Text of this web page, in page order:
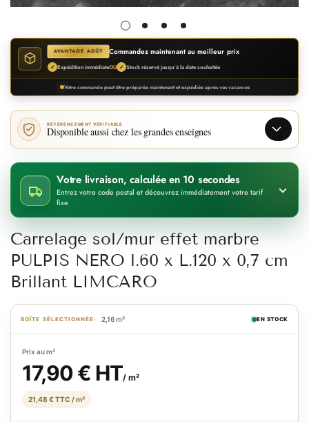
AVANTAGE AOÛT Commandez maintenant au meilleur prix
✓ Expédition immédiateOU ✓ Stock réservé jusqu’à la date souhaitée
Votre commande peut être préparée maintenant et expédiée après vos vacances
RÉFÉRENCEMENT VÉRIFIABLE
Disponible aussi chez les grandes enseignes
Votre livraison, calculée en 10 secondes
Entrez votre code postal et découvrez immédiatement votre tarif
fixe
Carrelage sol/mur effet marbre
PULPIS NERO l.60 x L.120 x 0,7 cm
Brillant LIMCARO
BOÎTE SÉLECTIONNÉE 2,16 m² EN STOCK
Prix au m²
17,90 € HT/ m²
21,48 € TTC / m²